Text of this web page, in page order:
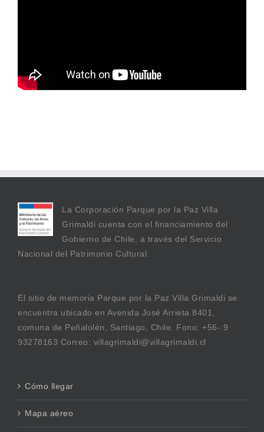
La Corporación Parque por la Paz Villa
Grimaldi cuenta con el financiamiento del
Gobierno de Chile, a través del Servicio
Nacional del Patrimonio Cultural.
El sitio de memoria Parque por la Paz Villa Grimaldi se
encuentra ubicado en Avenida José Arrieta 8401,
comuna de Peñalolén, Santiago, Chile. Fono: +56- 9
93278163 Correo: villagrimaldi@villagrimaldi.cl
Cómo llegar
Mapa aéreo